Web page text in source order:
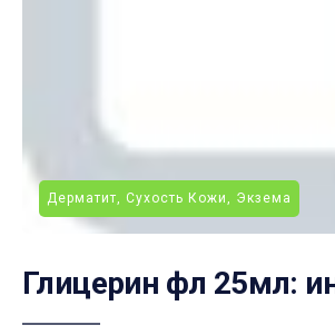
Дерматит, Сухость Кожи, Экзема
Глицерин фл 25мл: